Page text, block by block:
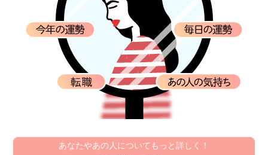
あなたやあの人についてもっと詳しく！